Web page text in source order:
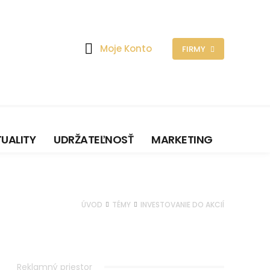
Moje Konto FIRMY
UDRŽATEĽNOSŤ MARKETING
ÚVOD TÉMY INVESTOVANIE DO AKCIÍ
Reklamný priestor